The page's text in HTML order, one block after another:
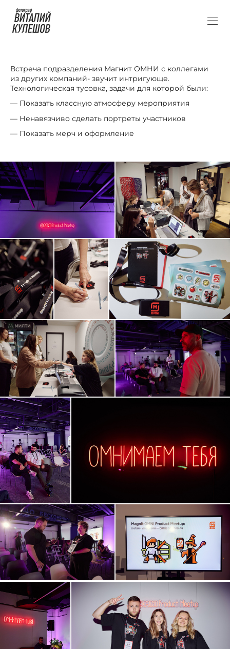
Встреча подразделения Магнит ОМНИ с коллегами
из других компаний- звучит интригующе.
Технологическая тусовка, задачи для которой были:
— Показать классную атмосферу мероприятия
— Ненавязчиво сделать портреты участников
— Показать мерч и оформление